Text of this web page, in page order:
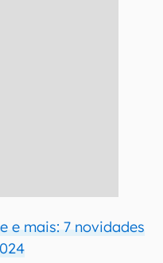
e mais: 7 novidades